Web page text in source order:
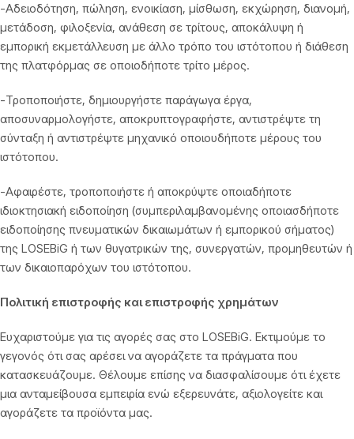
-Αδειοδότηση, πώληση, ενοικίαση, μίσθωση, εκχώρηση, διανομή,
μετάδοση, φιλοξενία, ανάθεση σε τρίτους, αποκάλυψη ή
εμπορική εκμετάλλευση με άλλο τρόπο του ιστότοπου ή διάθεση
της πλατφόρμας σε οποιοδήποτε τρίτο μέρος.
-Τροποποιήστε, δημιουργήστε παράγωγα έργα,
αποσυναρμολογήστε, αποκρυπτογραφήστε, αντιστρέψτε τη
σύνταξη ή αντιστρέψτε μηχανικό οποιουδήποτε μέρους του
ιστότοπου.
-Αφαιρέστε, τροποποιήστε ή αποκρύψτε οποιαδήποτε
ιδιοκτησιακή ειδοποίηση (συμπεριλαμβανομένης οποιασδήποτε
ειδοποίησης πνευματικών δικαιωμάτων ή εμπορικού σήματος)
της LOSEBiG ή των θυγατρικών της, συνεργατών, προμηθευτών ή
των δικαιοπαρόχων του ιστότοπου.
Πολιτική επιστροφής και επιστροφής χρημάτων
Ευχαριστούμε για τις αγορές σας στο LOSEBiG. Εκτιμούμε το
γεγονός ότι σας αρέσει να αγοράζετε τα πράγματα που
κατασκευάζουμε. Θέλουμε επίσης να διασφαλίσουμε ότι έχετε
μια ανταμείβουσα εμπειρία ενώ εξερευνάτε, αξιολογείτε και
αγοράζετε τα προϊόντα μας.